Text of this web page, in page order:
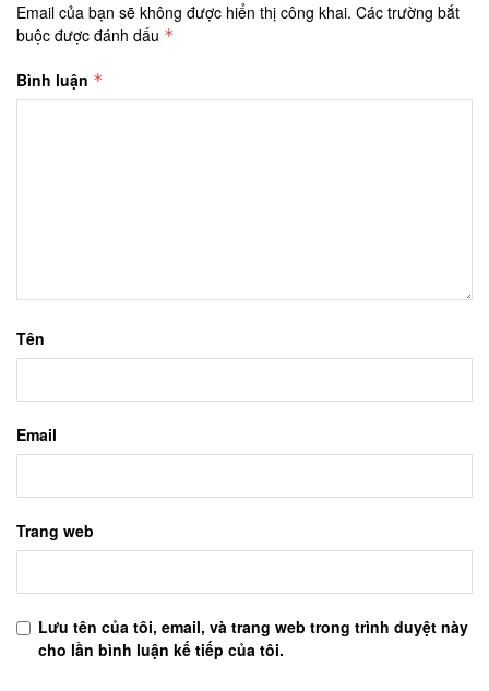
Email của bạn sẽ không được hiển thị công khai. Các trường bắt
buộc được đánh dấu *
Bình luận *
Tên
Email
Trang web
Lưu tên của tôi, email, và trang web trong trình duyệt này
cho lần bình luận kế tiếp của tôi.